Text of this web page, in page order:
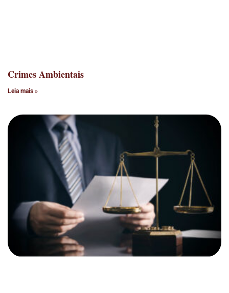
Crimes Ambientais
Leia mais »